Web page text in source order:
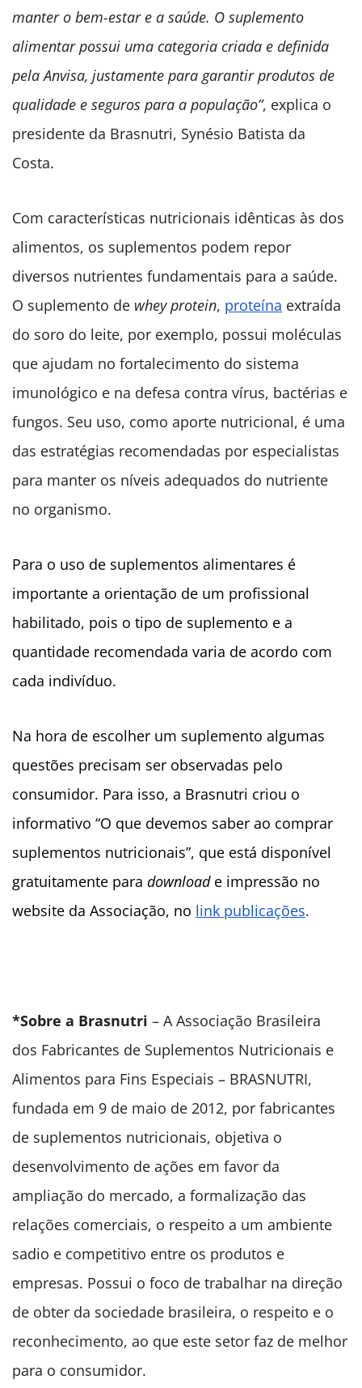
manter o bem-estar e a saúde. O suplemento
alimentar possui uma categoria criada e definida
pela Anvisa, justamente para garantir produtos de
qualidade e seguros para a população”, explica o
presidente da Brasnutri, Synésio Batista da
Costa.
Com características nutricionais idênticas às dos
alimentos, os suplementos podem repor
diversos nutrientes fundamentais para a saúde.
O suplemento de whey protein, proteína extraída
do soro do leite, por exemplo, possui moléculas
que ajudam no fortalecimento do sistema
imunológico e na defesa contra vírus, bactérias e
fungos. Seu uso, como aporte nutricional, é uma
das estratégias recomendadas por especialistas
para manter os níveis adequados do nutriente
no organismo.
Para o uso de suplementos alimentares é
importante a orientação de um profissional
habilitado, pois o tipo de suplemento e a
quantidade recomendada varia de acordo com
cada indivíduo.
Na hora de escolher um suplemento algumas
questões precisam ser observadas pelo
consumidor. Para isso, a Brasnutri criou o
informativo “O que devemos saber ao comprar
suplementos nutricionais”, que está disponível
gratuitamente para download e impressão no
website da Associação, no link publicações.
*Sobre a Brasnutri – A Associação Brasileira
dos Fabricantes de Suplementos Nutricionais e
Alimentos para Fins Especiais – BRASNUTRI,
fundada em 9 de maio de 2012, por fabricantes
de suplementos nutricionais, objetiva o
desenvolvimento de ações em favor da
ampliação do mercado, a formalização das
relações comerciais, o respeito a um ambiente
sadio e competitivo entre os produtos e
empresas. Possui o foco de trabalhar na direção
de obter da sociedade brasileira, o respeito e o
reconhecimento, ao que este setor faz de melhor
para o consumidor.